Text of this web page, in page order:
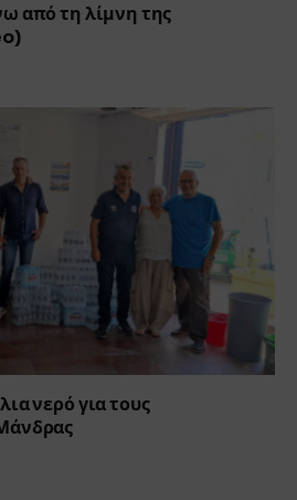
από τη λίμνη της
νερό για τους